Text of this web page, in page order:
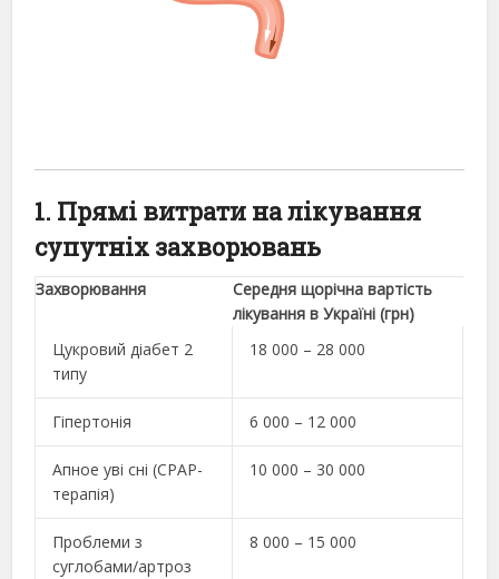
1. Прямі витрати на лікування
супутніх захворювань
Захворювання
Середня щорічна вартість
лікування в Україні (грн)
Цукровий діабет 2
типу
18 000 – 28 000
Гіпертонія 6 000 – 12 000
Апное уві сні (CPAP-
терапія)
10 000 – 30 000
Проблеми з
суглобами/артроз
8 000 – 15 000